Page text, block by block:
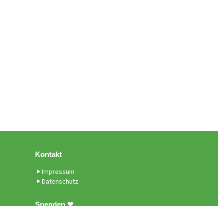
Kontakt
Impressum
Datenschutz
Spenden ❤